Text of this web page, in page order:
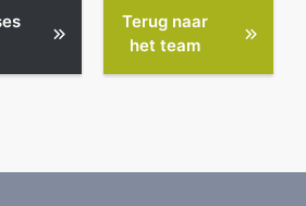
Terug naar
het team